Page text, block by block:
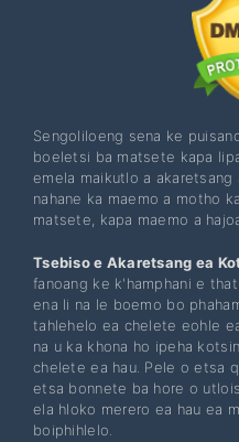
Sengoliloeng sena ke
boeletsi ba matsete kapa
emela maikutlo a
nahane ka maemo a motho
matsete, kapa maemo a
Tsebiso e Akaretsang ea
fanoang ke k'hamphani e
ena li na le boemo bo
tahlehelo ea chelete eohle
na u ka khona ho ipeha
chelete ea hau. Pele o etsa
etsa bonnete ba hore o
ela hloko merero ea hau ea
boiphihlelo.